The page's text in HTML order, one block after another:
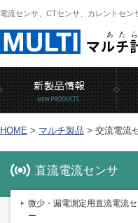
電流センサ、CTセンサ、カレントセン
HOME > マルチ製品 > 交流電流
直流電流センサ
微少・漏電測定用直流電流
ー